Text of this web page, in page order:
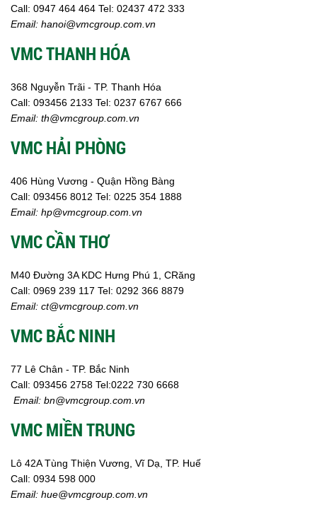
Call: 0947 464 464 Tel: 02437 472 333
Email: hanoi@vmcgroup.com.vn
VMC THANH HÓA
368 Nguyễn Trãi - TP. Thanh Hóa
Call: 093456 2133 Tel: 0237 6767 666
Email: th@vmcgroup.com.vn
VMC HẢI PHÒNG
406 Hùng Vương - Quận Hồng Bàng
Call: 093456 8012 Tel: 0225 354 1888
Email: hp@vmcgroup.com.vn
VMC CẦN THƠ
M40 Đường 3A KDC Hưng Phú 1, CRăng
Call: 0969 239 117 Tel: 0292 366 8879
Email: ct@vmcgroup.com.vn
VMC BẮC NINH
77 Lê Chân - TP. Bắc Ninh
Call: 093456 2758 Tel:0222 730 6668
Email: bn@vmcgroup.com.vn
VMC MIỀN TRUNG
Lô 42A Tùng Thiện Vương, Vĩ Dạ, TP. Huế
Call: 0934 598 000
Email: hue@vmcgroup.com.vn